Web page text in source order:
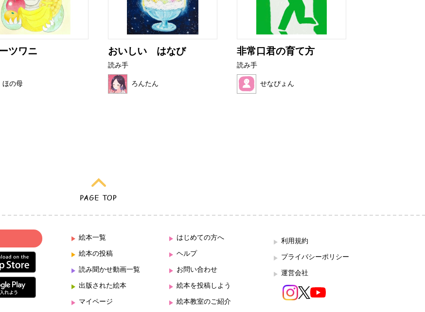
ツワニ
ほの母
おいしい はなび
読み手
ろんたん
非常口君の育て方
読み手
せなぴょん
絵本一覧
絵本の投稿
読み聞かせ動画一覧
出版された絵本
マイページ
はじめての方へ
ヘルプ
お問い合わせ
絵本を投稿しよう
絵本教室のご紹介
利用規約
プライバシーポリシー
運営会社